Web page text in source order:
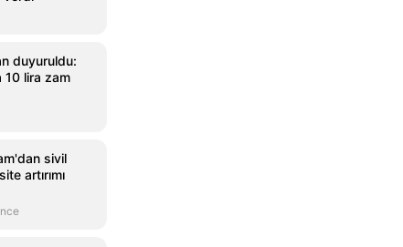
duyuruldu:
10 lira zam
sivil
artırımı